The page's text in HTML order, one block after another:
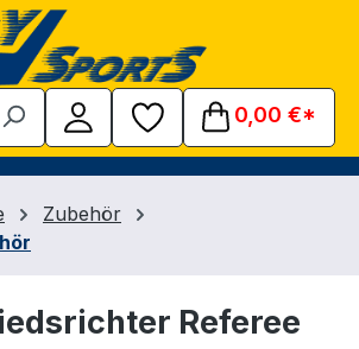
0,00 €*
Zubehör
Referee